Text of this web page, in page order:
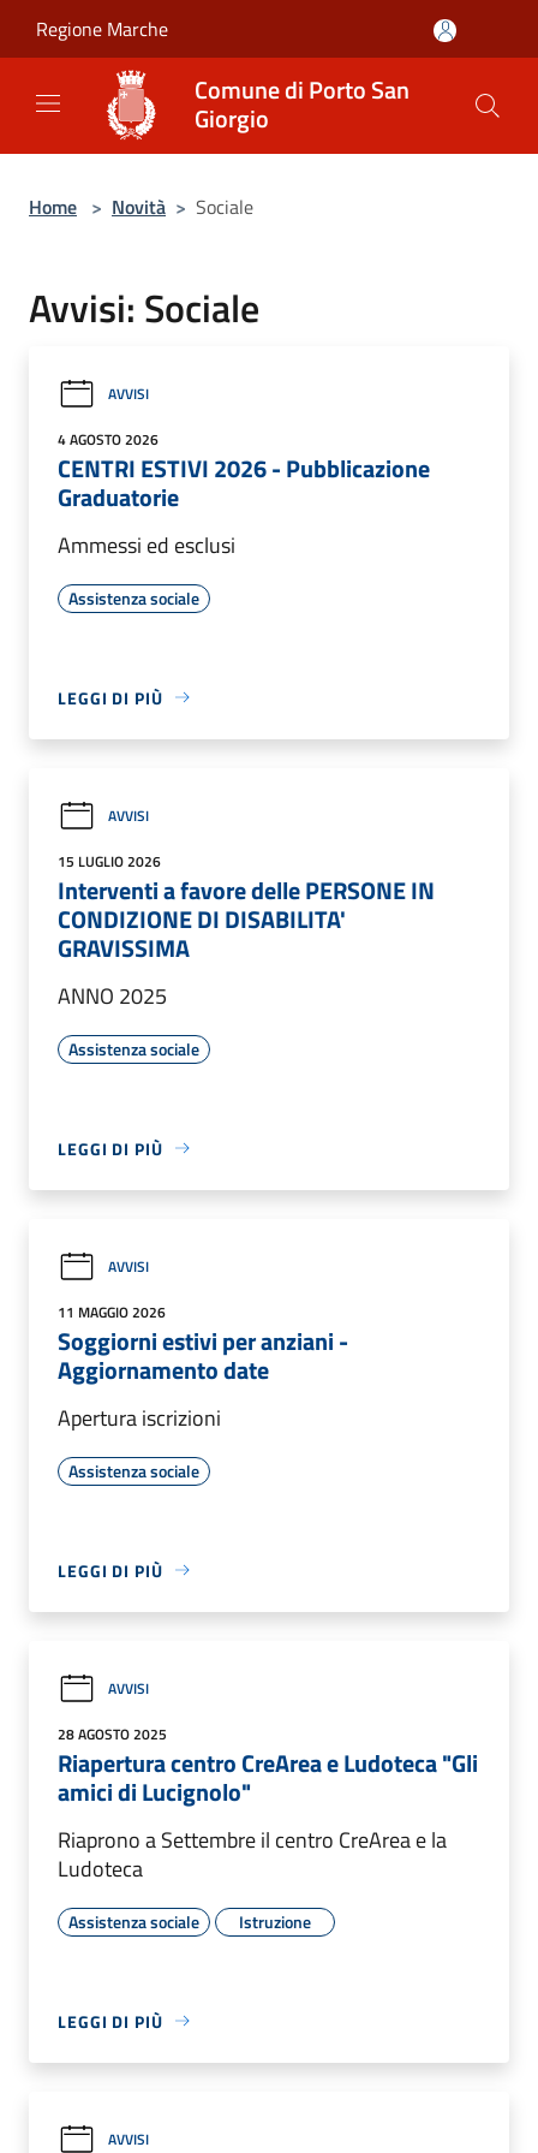
Regione Marche
Comune di Porto San
Giorgio
Home > Novità > Sociale
Avvisi: Sociale
AVVISI
4 AGOSTO 2026
CENTRI ESTIVI 2026 - Pubblicazione
Graduatorie
Ammessi ed esclusi
Assistenza sociale
LEGGI DI PIÙ
AVVISI
15 LUGLIO 2026
Interventi a favore delle PERSONE IN
CONDIZIONE DI DISABILITA'
GRAVISSIMA
ANNO 2025
Assistenza sociale
LEGGI DI PIÙ
AVVISI
11 MAGGIO 2026
Soggiorni estivi per anziani -
Aggiornamento date
Apertura iscrizioni
Assistenza sociale
LEGGI DI PIÙ
AVVISI
28 AGOSTO 2025
Riapertura centro CreArea e Ludoteca "Gli
amici di Lucignolo"
Riaprono a Settembre il centro CreArea e la
Ludoteca
Assistenza sociale Istruzione
LEGGI DI PIÙ
AVVISI